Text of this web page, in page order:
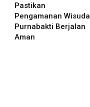
Pastikan
Pengamanan Wisuda
Purnabakti Berjalan
Aman